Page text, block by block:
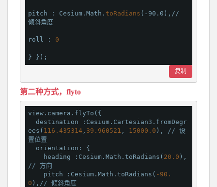
pitch : Cesium.Math. toRadians (-90.0),//
倾斜角度
roll : 0
复制
第二种方式，flyto
view.camera.flyTo({
destination :Cesium.Cartesian3.fromDegr
ees( 116.435314 , 39.960521 , 15000.0 ), // 设
置位置
heading :Cesium.Math.toRadians( 20.0
// 方向
    pitch :Cesium.Math.toRadians(
-90.
0 ), // 倾斜角度